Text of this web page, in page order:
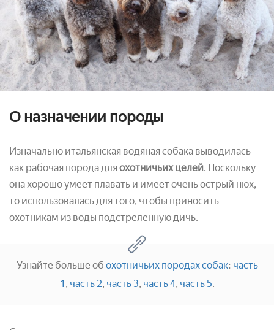
О назначении породы
Изначально итальянская водяная собака выводилась
как рабочая порода для охотничьих целей. Поскольку
она хорошо умеет плавать и имеет очень острый нюх,
то использовалась для того, чтобы приносить
охотникам из воды подстреленную дичь.
Узнайте больше об охотничьих породах собак: часть
1 , часть 2, часть 3, часть 4, часть 5.